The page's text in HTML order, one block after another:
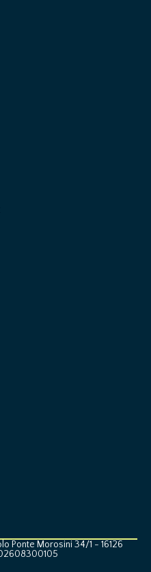
Ponte Morosini 34/1 - 16126